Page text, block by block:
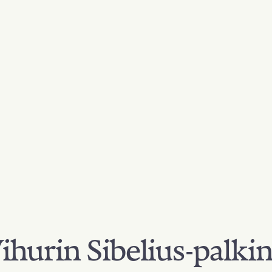
Sibelius-